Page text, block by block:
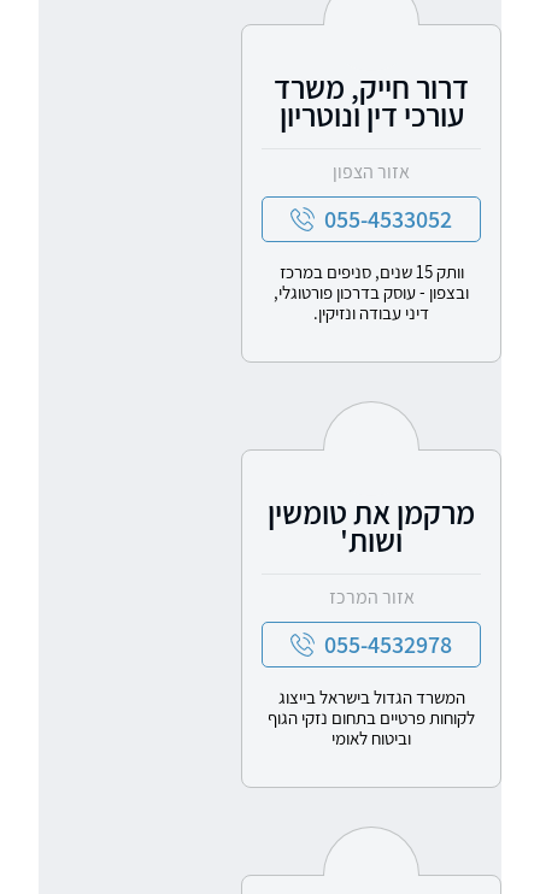
דרור חייק, משרד
עורכי דין ונוטריון
אזור הצפון
055-4533052
וותק 15 שנים, סניפים במרכז
ובצפון - עוסק בדרכון פורטוגלי,
דיני עבודה ונזיקין.
מרקמן את טומשין
ושות'
אזור המרכז
055-4532978
המשרד הגדול בישראל בייצוג
לקוחות פרטיים בתחום נזקי הגוף
וביטוח לאומי